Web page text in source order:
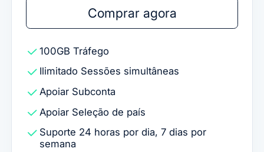
Comprar agora
100GB Tráfego
Ilimitado Sessões simultâneas
Apoiar Subconta
Apoiar Seleção de país
Suporte 24 horas por dia, 7 dias por
semana